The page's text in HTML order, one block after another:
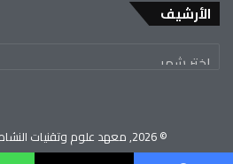
الأرشيف
© 2026, معهد علوم وتقنيات النشاطات البدنية و الرياضية